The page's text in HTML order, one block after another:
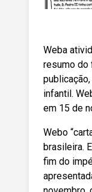
Weba
resumo do
infantil.
em 15 de
Webo
brasileira.
fim do